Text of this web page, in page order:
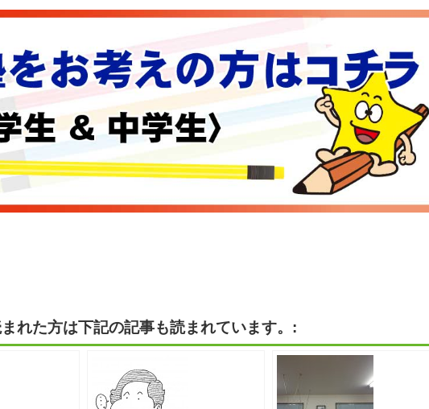
れた方は下記の記事も読まれています。: